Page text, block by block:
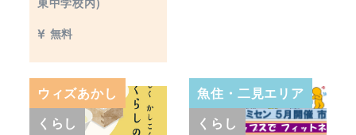
無料
ウィズあかし
くらし
魚住・二見エリア
くらし